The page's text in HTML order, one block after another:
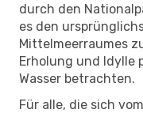
durch den
es den
Mittelmeerraumes
Erholung und Idylle
Wasser betrachten.
Für alle, die sich